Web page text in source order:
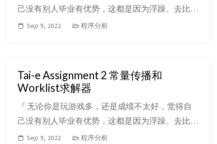
己没有别人毕业有优势，这都是因为浮躁、去比较
产生的事情。这门课，老师希望你重新的审视自
和计算机毫无相关的行业，也希望你能从这门课中
清楚的认识到自己喜欢的是什么，你不是没有别人
优秀，你只是选择了你喜欢的事情。 』 ...
Sep 9, 2022 程序分析
Tai-e Assignment 2 常量传播和
Worklist求解器
『 无论你是玩游戏多，还是成绩不太好，觉得自
己没有别人毕业有优势，这都是因为浮躁、去比较
产生的事情。这门课，老师希望你重新的审视自
Sep 9, 2022 程序分析